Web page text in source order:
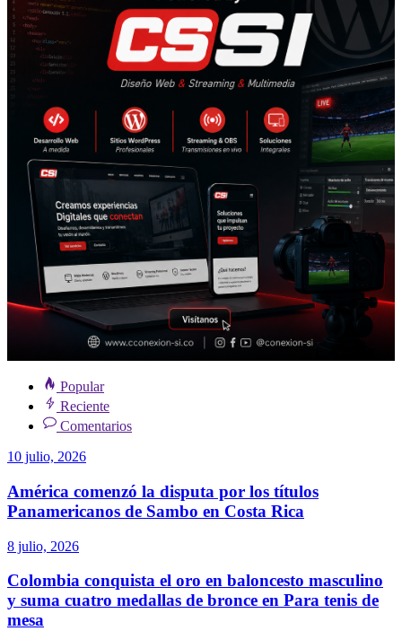
Popular
Reciente
Comentarios
10 julio, 2026
América comenzó la disputa por los títulos
Panamericanos de Sambo en Costa Rica
8 julio, 2026
Colombia conquista el oro en baloncesto masculino
y suma cuatro medallas de bronce en Para tenis de
mesa